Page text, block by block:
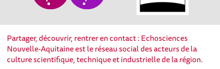
Partager, découvrir, rentrer en contact : Echosciences
Nouvelle-Aquitaine est le réseau social des acteurs de la
culture scientifique, technique et industrielle de la région.